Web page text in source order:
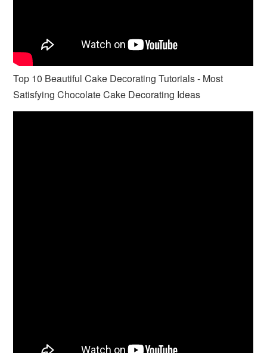
Top 10 Beautiful Cake Decorating Tutorials - Most
Satisfying Chocolate Cake Decorating Ideas